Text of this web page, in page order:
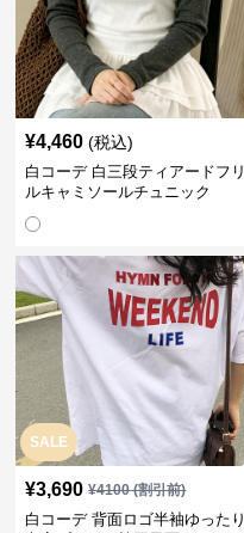
¥4,460 (税込)
白コーデ 白三段ティアードフリ
ルキャミソールチュニック
SALE
¥3,690 ¥4100(割引前)
白コーデ 背面ロゴ半袖ゆったり